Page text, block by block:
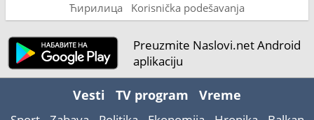
Ћирилица Korisnička podešavanja
Preuzmite Naslovi.net Android
aplikaciju
Vesti TV program Vreme